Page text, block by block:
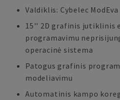
Valdiklis: Cybelec ModEva
15'' 2D grafinis jutiklinis
programavimu
operacinė sistema
Patogus grafinis
modeliavimu
Automatinis kampo